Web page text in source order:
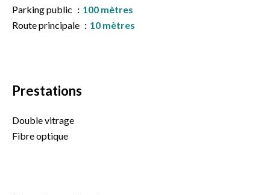
Parking public
100 mètres
Route principale
10 mètres
Prestations
Double vitrage
Fibre optique